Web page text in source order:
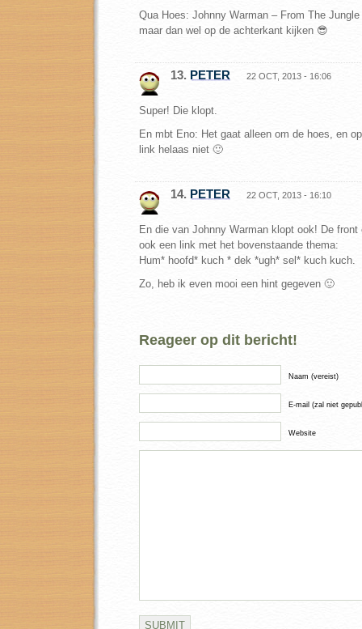
Qua Hoes: Johnny Warman – From The
maar dan wel op de achterkant kijken 😎
13. PETER 22 OCT, 2013 - 16:06
Super! Die klopt.
En mbt Eno: Het gaat alleen om de hoes, en
link helaas niet 🙂
14. PETER 22 OCT, 2013 - 16:10
En die van Johnny Warman klopt ook! De
ook een link met het bovenstaande thema:
Hum* hoofd* kuch * dek *ugh* sel* kuch kuch.
Zo, heb ik even mooi een hint gegeven 🙂
Reageer op dit bericht!
Naam (vereist)
E-mail (zal niet
Website